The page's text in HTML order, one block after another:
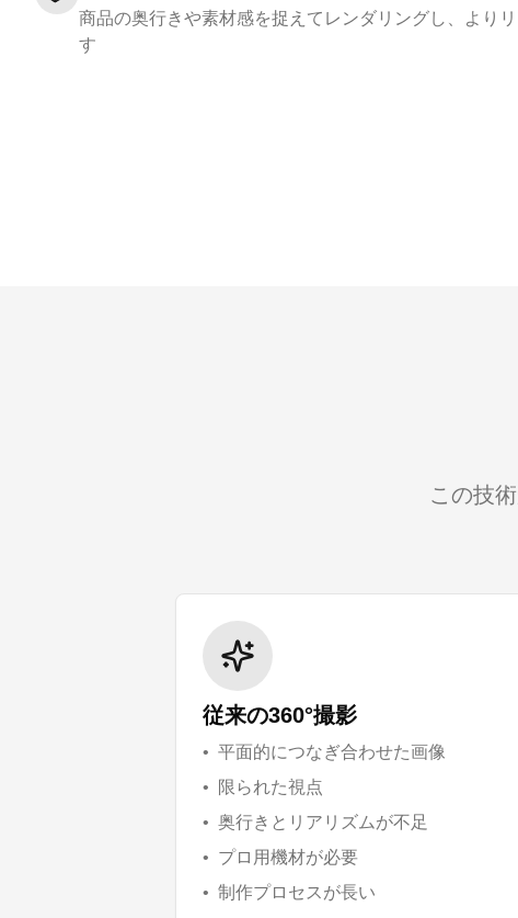
商品の奥行きや素材感を捉えてレンダリングし、より
す
この技
従来の360°撮影
• 平面的につなぎ合わせた画像
•
限られた視点
• 奥行きとリアリズムが不足
• プロ用機材が必要
• 制作プロセスが長い